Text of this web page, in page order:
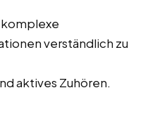
verständlich zu
aktives Zuhören.